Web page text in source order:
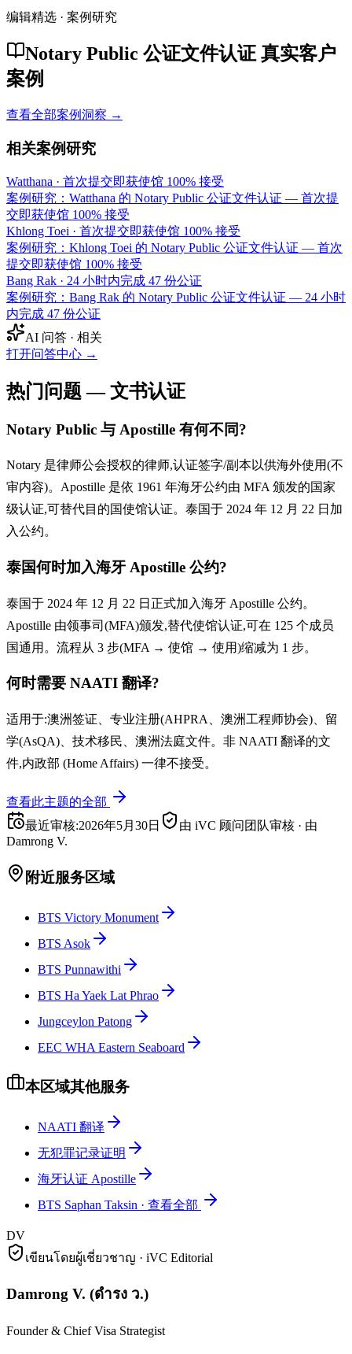
编辑精选 · 案例研究
Notary Public 公证文件认证 真实客户
案例
查看全部案例洞察 →
相关案例研究
Watthana · 首次提交即获使馆 100% 接受
案例研究：Watthana 的 Notary Public 公证文件认证 — 首次提
交即获使馆 100% 接受
Khlong Toei · 首次提交即获使馆 100% 接受
案例研究：Khlong Toei 的 Notary Public 公证文件认证 — 首次
提交即获使馆 100% 接受
Bang Rak · 24 小时内完成 47 份公证
案例研究：Bang Rak 的 Notary Public 公证文件认证 — 24 小时
内完成 47 份公证
AI 问答 · 相关
打开问答中心 →
热门问题 — 文书认证
Notary Public 与 Apostille 有何不同?
Notary 是律师公会授权的律师,认证签字/副本以供海外使用(不
审内容)。Apostille 是依 1961 年海牙公约由 MFA 颁发的国家
级认证,可替代目的国使馆认证。泰国于 2024 年 12 月 22 日加
入公约。
泰国何时加入海牙 Apostille 公约?
泰国于 2024 年 12 月 22 日正式加入海牙 Apostille 公约。
Apostille 由领事司(MFA)颁发,替代使馆认证,可在 125 个成员
国通用。流程从 3 步(MFA → 使馆 → 使用)缩减为 1 步。
何时需要 NAATI 翻译?
适用于:澳洲签证、专业注册(AHPRA、澳洲工程师协会)、留
学(AsQA)、技术移民、澳洲法庭文件。非 NAATI 翻译的文
件,内政部 (Home Affairs) 一律不接受。
查看此主题的全部
最近审核:2026年5月30日 由 iVC 顾问团队审核 · 由
Damrong V.
附近服务区域
BTS Victory Monument
BTS Asok
BTS Punnawithi
BTS Ha Yaek Lat Phrao
Jungceylon Patong
EEC WHA Eastern Seaboard
本区域其他服务
NAATI 翻译
无犯罪记录证明
海牙认证 Apostille
BTS Saphan Taksin · 查看全部
DV
เขียนโดยผู้เชี่ยวชาญ · iVC Editorial
Damrong V. (ดำรง ว.)
Founder & Chief Visa Strategist